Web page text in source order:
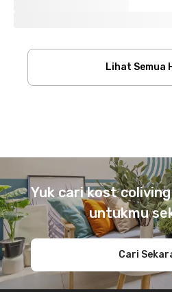
Lihat Semua
Yuk cari kost
untukmu
Cari